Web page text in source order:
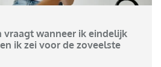
vraagt wanneer ik eindelijk
ik zei voor de zoveelste